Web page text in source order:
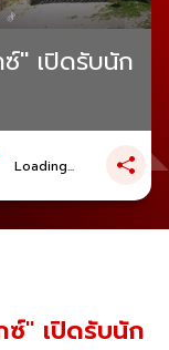
" เปิดรับนัก
Loading...
" เปิดรับนัก